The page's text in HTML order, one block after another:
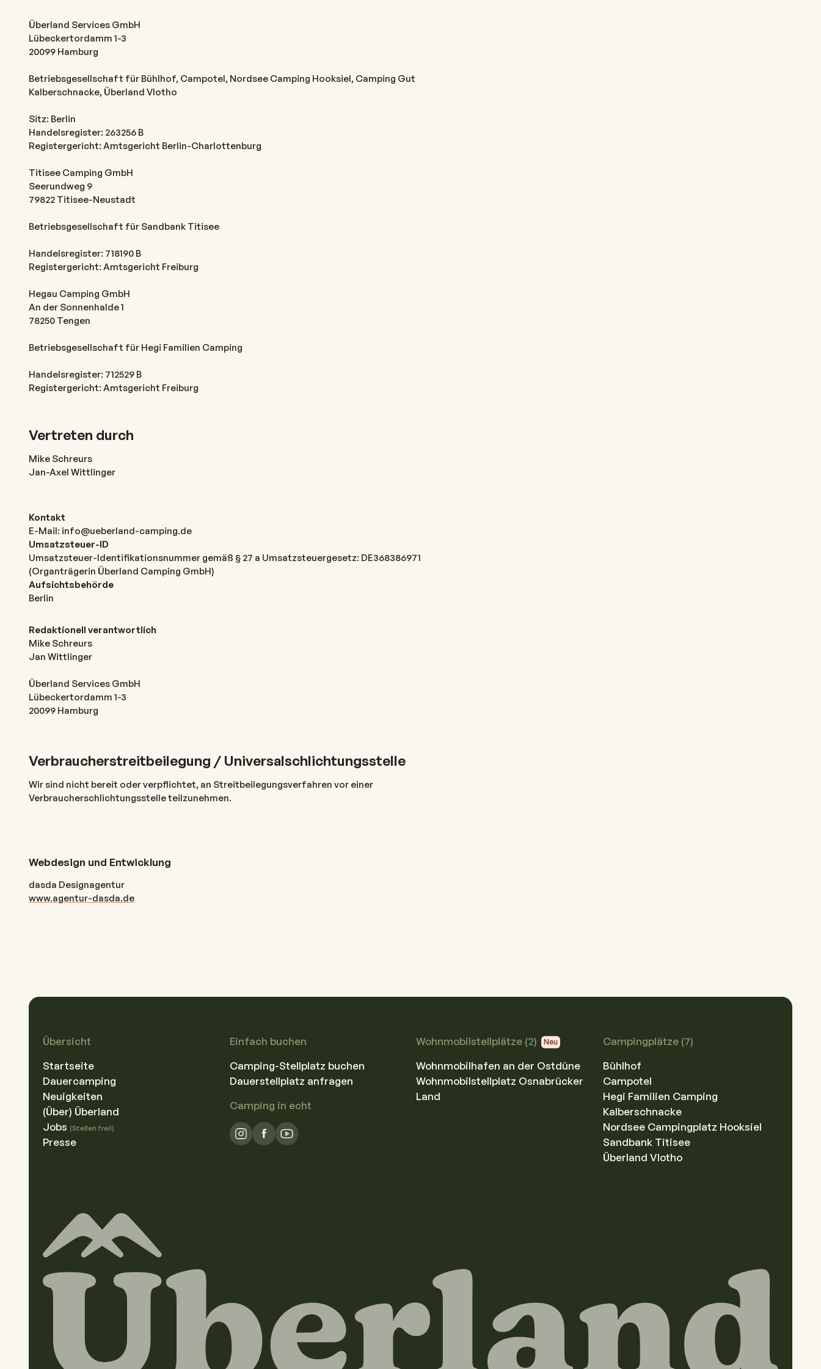
Überland Services GmbH
Lübeckertordamm 1-3
20099 Hamburg
Betriebsgesellschaft für Bühlhof, Campotel, Nordsee Camping Hooksiel, Camping Gut
Kalberschnacke, Überland Vlotho
Sitz: Berlin
Handelsregister: 263256 B
Registergericht: Amtsgericht Berlin-Charlottenburg
Titisee Camping GmbH
Seerundweg 9
79822 Titisee-Neustadt
Betriebsgesellschaft für Sandbank Titisee
Handelsregister: 718190 B
Registergericht: Amtsgericht Freiburg
Hegau Camping GmbH
An der Sonnenhalde 1
78250 Tengen
Betriebsgesellschaft für Hegi Familien Camping
Handelsregister: 712529 B
Registergericht: Amtsgericht Freiburg
Vertreten durch
Mike Schreurs
Jan-Axel Wittlinger
Kontakt
E-Mail: info@ueberland-camping.de
Umsatzsteuer-ID
Umsatzsteuer-Identifikationsnummer gemäß § 27 a Umsatzsteuergesetz: DE368386971
(Organträgerin Überland Camping GmbH)
Aufsichtsbehörde
Berlin
Redaktionell verantwortlich
Mike Schreurs
Jan Wittlinger
Überland Services GmbH
Lübeckertordamm 1-3
20099 Hamburg
Verbraucherstreitbeilegung / Universalschlichtungsstelle
Wir sind nicht bereit oder verpflichtet, an Streitbeilegungsverfahren vor einer
Verbraucherschlichtungsstelle teilzunehmen.
Webdesign und Entwicklung
dasda Designagentur
www.agentur-dasda.de
Übersicht
Startseite
Dauercamping
Neuigkeiten
(Über) Überland
Jobs (Stellen frei!)
Presse
Einfach buchen
Camping-Stellplatz buchen
Dauerstellplatz anfragen
Camping in echt
Wohnmobilstellplätze (2) Neu
Wohnmobilhafen an der Ostdüne
Wohnmobilstellplatz Osnabrücker
Land
Campingplätze (7)
Bühlhof
Campotel
Hegi Familien Camping
Kalberschnacke
Nordsee Campingplatz Hooksiel
Sandbank Titisee
Überland Vlotho